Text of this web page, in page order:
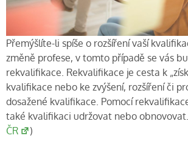
Přemýšlíte-li spíše o rozšíření vaší
změně profese, v tomto případě se vás
rekvalifikace. Rekvalifikace je cesta k
kvalifikace nebo ke zvýšení, rozšíření či
dosažené kvalifikace. Pomocí
také kvalifikaci udržovat nebo
ČR
)